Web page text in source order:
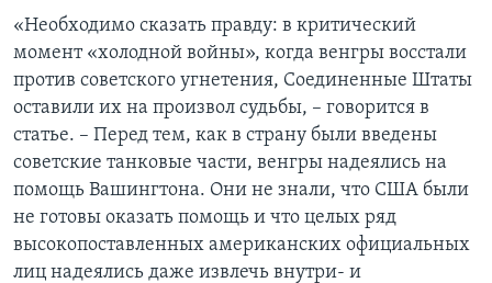
«Необходимо сказать правду: в критический
момент «холодной войны», когда венгры восстали
против советского угнетения, Соединенные Штаты
оставили их на произвол судьбы, – говорится в
статье. – Перед тем, как в страну были введены
советские танковые части, венгры надеялись на
помощь Вашингтона. Они не знали, что США были
не готовы оказать помощь и что целых ряд
высокопоставленных американских официальных
лиц надеялись даже извлечь внутри- и